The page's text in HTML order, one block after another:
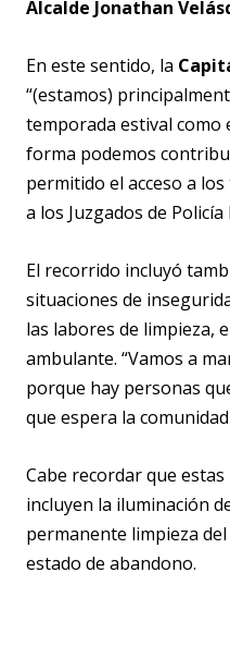
Alcalde Jonathan
En este sentido, la
“(estamos)
temporada estival como
forma podemos
permitido el acceso a
a los Juzgados de
El recorrido incluyó
situaciones de
las labores de limpieza,
ambulante. “Vamos a
porque hay personas
que espera la
Cabe recordar que
incluyen la iluminación
permanente limpieza
estado de abandono.